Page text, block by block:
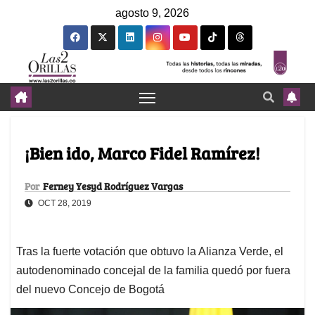
agosto 9, 2026
¡Bien ido, Marco Fidel Ramírez!
Por Ferney Yesyd Rodríguez Vargas
OCT 28, 2019
Tras la fuerte votación que obtuvo la Alianza Verde, el
autodenominado concejal de la familia quedó por fuera
del nuevo Concejo de Bogotá